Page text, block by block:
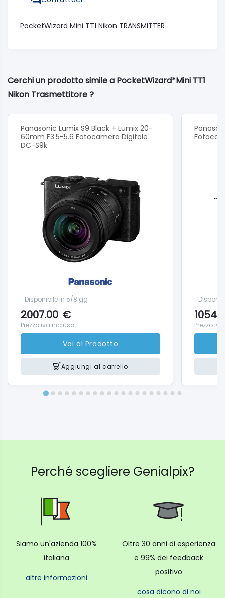
PocketWizard Mini TT1 Nikon TRANSMITTER
Cerchi un prodotto simile a PocketWizard*Mini TT1
Nikon Trasmettitore ?
Panasonic Lumix S9 Black + Lumix 20-
60mm F3.5-5.6 Fotocamera Digitale
DC-S9k
Disponibile in 5/8 gg
2007.00 €
Prezzo iva inclusa
Vai al Prodotto
Aggiungi al carrello
Prezzo
Perché scegliere Genialpix?
Siamo un'azienda 100%
italiana
altre informazioni
Oltre 30 anni di esperienza
e 99% dei feedback
positivo
cosa dicono di noi